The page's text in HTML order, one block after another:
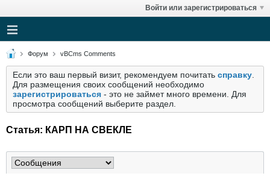
Войти или зарегистрироваться
Форум vBCms Comments
Если это ваш первый визит, рекомендуем почитать справку
Для размещения своих сообщений необходимо
зарегистрироваться - это не займет много времени. Для
просмотра сообщений выберите раздел.
Статья: КАРП НА СВЕКЛЕ